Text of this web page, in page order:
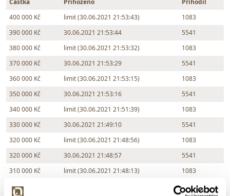
400 000 Kč
limit (30.06.2021 21:53:43)
1083
390 000 Kč
30.06.2021 21:53:44
5541
380 000 Kč
limit (30.06.2021 21:53:32)
1083
370 000 Kč
30.06.2021 21:53:29
5541
360 000 Kč
limit (30.06.2021 21:53:15)
1083
350 000 Kč
30.06.2021 21:53:16
5541
340 000 Kč
limit (30.06.2021 21:51:39)
1083
330 000 Kč
30.06.2021 21:49:10
5541
320 000 Kč
limit (30.06.2021 21:48:56)
1083
320 000 Kč
30.06.2021 21:48:57
5541
310 000 Kč
limit (30.06.2021 21:48:13)
1083
300 000 Kč
5541